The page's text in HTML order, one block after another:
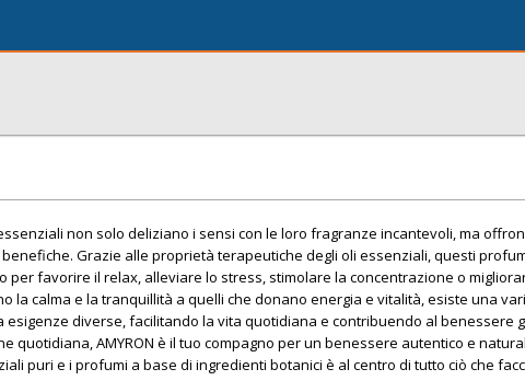
non solo deliziano i sensi con le loro fragranze incantevoli, ma
Grazie alle proprietà terapeutiche degli oli essenziali, questi
per favorire il relax, alleviare lo stress, stimolare la concentrazione o
la calma e la tranquillità a quelli che donano energia e vitalità, esiste una
esigenze diverse, facilitando la vita quotidiana e contribuendo al benessere
quotidiana, AMYRON è il tuo compagno per un benessere autentico e
puri e i profumi a base di ingredienti botanici è al centro di tutto ciò che